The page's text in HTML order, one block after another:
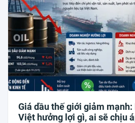
Giá dầu thế giới giảm mạnh:
Việt hưởng lợi gì, ai sẽ chịu